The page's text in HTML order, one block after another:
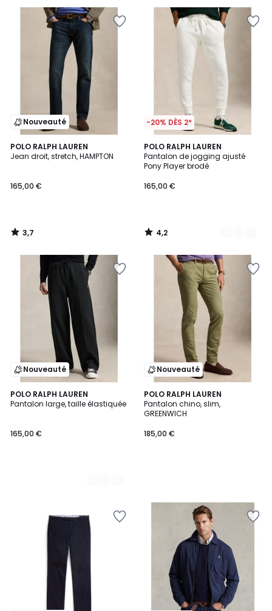
Nouveauté
POLO RALPH LAUREN
Jean droit, stretch, HAMPTON
165,00 €
3,7
/ 5
3,7
/
-20% DÈS 2*
POLO RALPH LAUREN
Pantalon de jogging ajusté
Pony Player brodé
165,00 €
4,2
/ 5
3
Couleurs
4,2
/
Nouveauté
POLO RALPH LAUREN
Pantalon large, taille élastiquée
165,00 €
2
Couleurs
Nouveauté
POLO RALPH LAUREN
Pantalon chino, slim,
GREENWICH
185,00 €